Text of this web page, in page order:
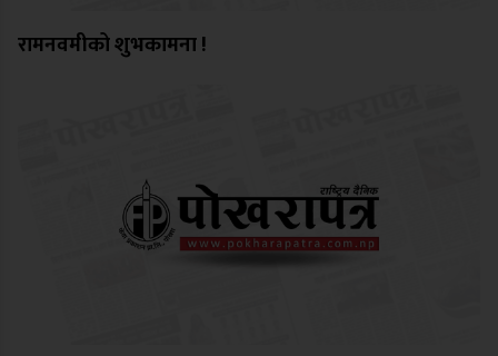
रामनवमीको शुभकामना !